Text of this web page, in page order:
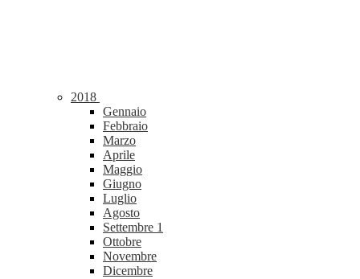
2018
Gennaio
Febbraio
Marzo
Aprile
Maggio
Giugno
Luglio
Agosto
Settembre 1
Ottobre
Novembre
Dicembre